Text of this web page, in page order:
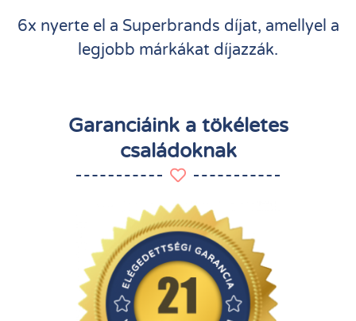
6x nyerte el a Superbrands díjat, amellyel a
legjobb márkákat díjazzák.
Garanciáink a tökéletes
családoknak